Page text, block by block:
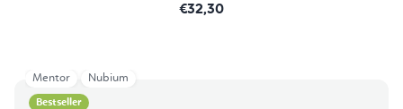
€32,30
Bestseller
Mentor Nubium